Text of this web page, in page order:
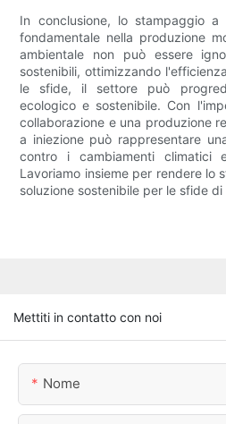
In conclusione, lo stampaggio a
fondamentale nella produzione
ambientale non può essere
sostenibili, ottimizzando
le sfide, il settore può
ecologico e sostenibile. Con
collaborazione e una produzione
a iniezione può rappresentare
contro i cambiamenti climatici
Lavoriamo insieme per rendere lo
soluzione sostenibile per le sfide
Mettiti in contatto con noi
Nome